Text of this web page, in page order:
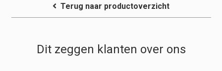
Terug naar productoverzicht
Dit zeggen klanten over ons